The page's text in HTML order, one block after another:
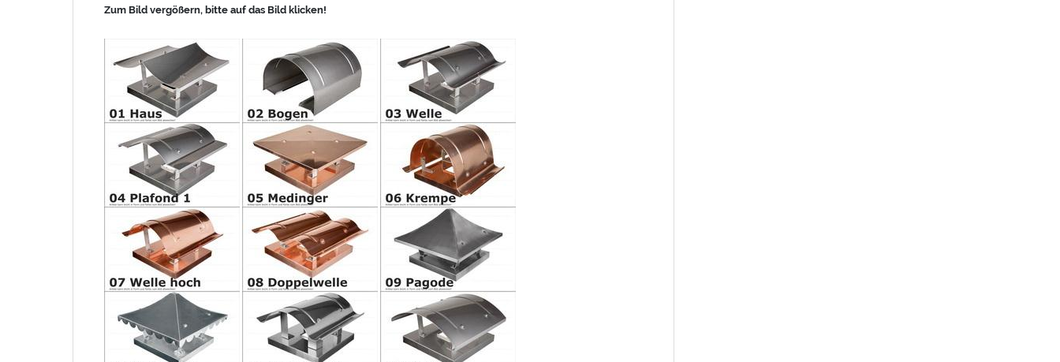
Zum Bild vergößern, bitte auf das Bild klicken!